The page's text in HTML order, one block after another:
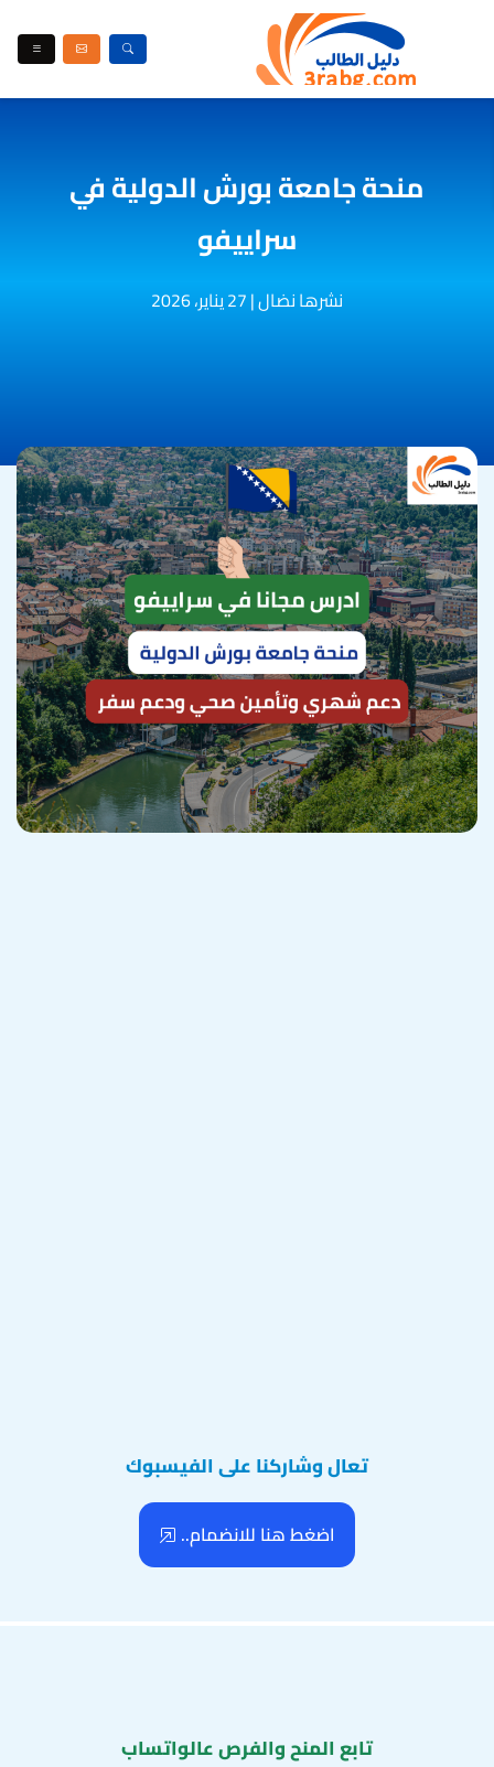
منحة جامعة بورش الدولية في
سراييفو
نشرها نضال|27 يناير، 2026
تعال وشاركنا على الفيسبوك
اضغط هنا للانضمام..
تابع المنح والفرص عالواتساب